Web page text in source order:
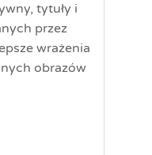
tytuły i
przez
wrażenia
obrazów